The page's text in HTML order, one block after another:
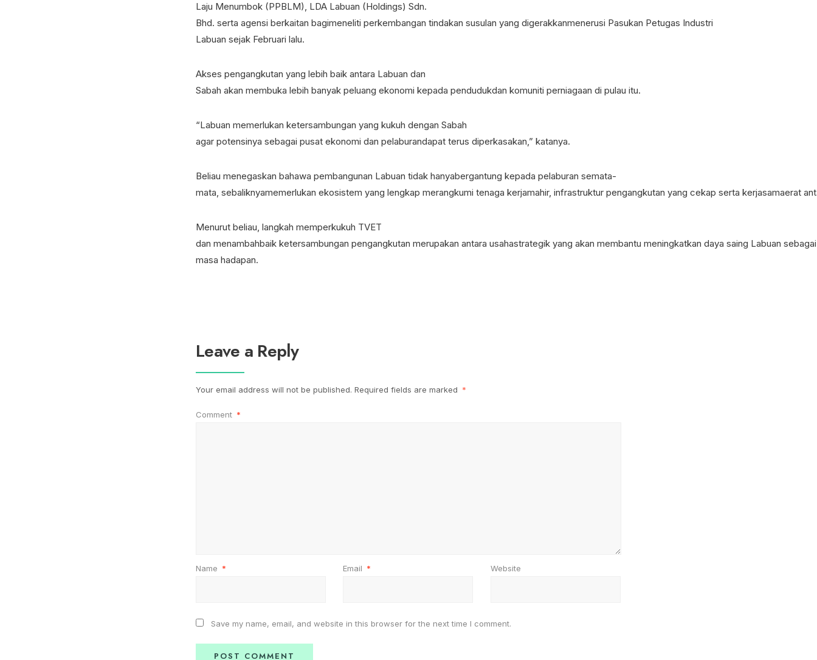
Laju Menumbok (PPBLM), LDA Labuan (Holdings) Sdn.
Bhd. serta agensi berkaitan bagimeneliti perkembangan tindakan susulan yang digerakkanmenerusi Pasukan Petugas Industri
Labuan sejak Februari lalu.
Akses pengangkutan yang lebih baik antara Labuan dan
Sabah akan membuka lebih banyak peluang ekonomi kepada pendudukdan komuniti perniagaan di pulau itu.
“Labuan memerlukan ketersambungan yang kukuh dengan Sabah
agar potensinya sebagai pusat ekonomi dan pelaburandapat terus diperkasakan,” katanya.
Beliau menegaskan bahawa pembangunan Labuan tidak hanyabergantung kepada pelaburan semata-
mata, sebaliknyamemerlukan ekosistem yang lengkap merangkumi tenaga kerjamahir, infrastruktur pengangkutan yang cekap serta kerjasamaerat
Menurut beliau, langkah memperkukuh TVET
dan menambahbaik ketersambungan pengangkutan merupakan antara usahastrategik yang akan membantu meningkatkan daya saing Labuan
masa hadapan.
Leave a Reply
Your email address will not be published. Required fields are marked *
Comment *
Name * Email * Website
Save my name, email, and website in this browser for the next time I comment.